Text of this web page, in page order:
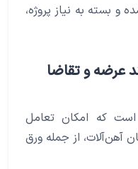
و بسته به نیاز پروژه،
عرضه و تقاضا
است که امکان تعامل
آهن‌آلات، از جمله ورق